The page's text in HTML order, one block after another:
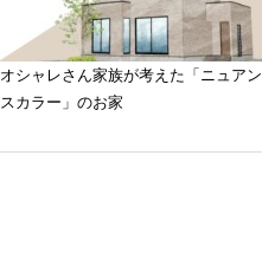
オシャレさん家族が考えた「ニュアン
スカラー」のお家